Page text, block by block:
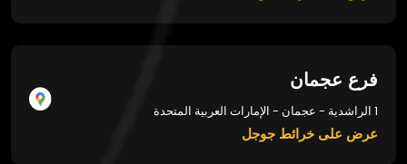
فرع عجمان
1 الراشدية - عجمان - الإمارات العربية المتحدة
عرض على خرائط جوجل